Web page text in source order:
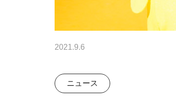
2021.9.6
ニュース